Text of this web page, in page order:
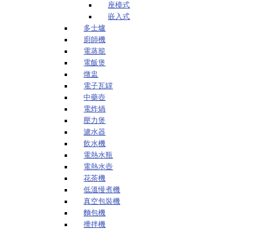
座檯式
嵌入式
多士爐
廚師機
電蒸籠
電飯煲
燉盅
電子瓦罉
中藥壺
電炸煱
壓力煲
濾水器
飲水機
電熱水瓶
電熱水壺
花茶機
低溫慢煮機
真空包裝機
麵包機
攪拌機